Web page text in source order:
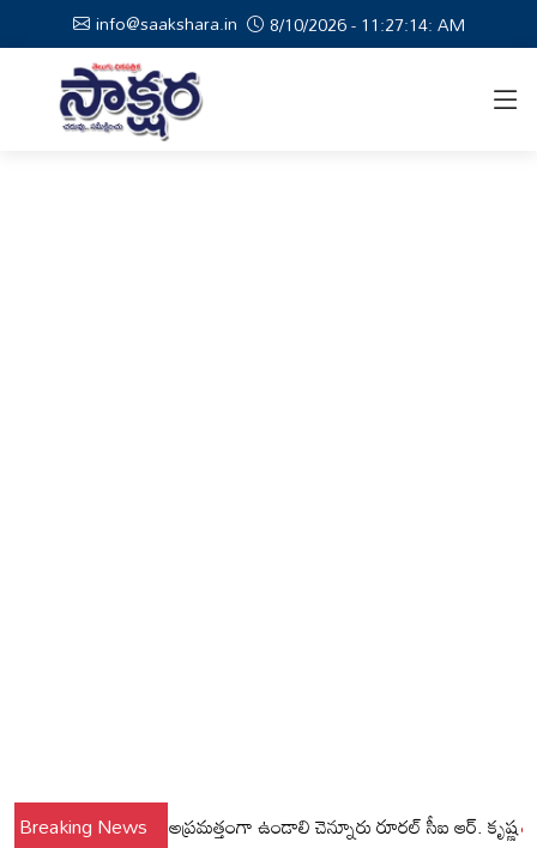
info@saakshara.in 8/10/2026 - 11:27:15: AM
Breaking News
ప్రజలు అప్రమత్తంగా ఉండాలి చెన్నూరు రూరల్ సీఐ ఆర్. కృష్ణ